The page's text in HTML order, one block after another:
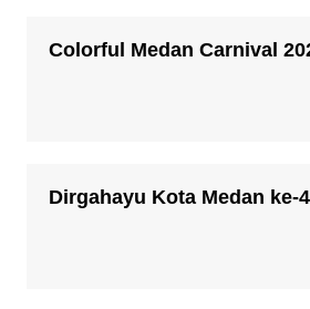
Colorful Medan Carnival
Dirgahayu Kota Medan ke-